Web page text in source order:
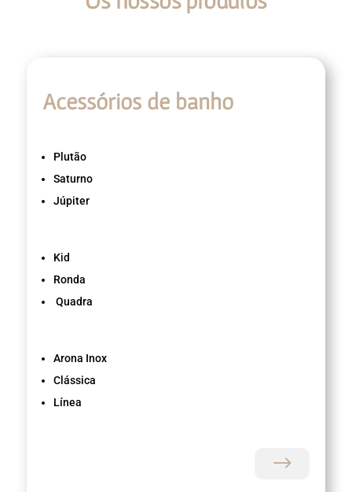
Acessórios de banho
Plutão
Saturno
Júpiter
Kid
Ronda
Quadra
Arona Inox
Clássica
Línea
$